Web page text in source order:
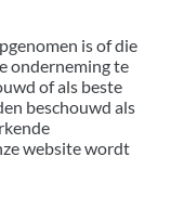
is of die
onderneming te
of als beste
beschouwd als
website wordt